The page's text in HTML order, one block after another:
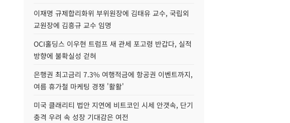
이재명 규제합리화위 부위원장에 김태유 교수, 국립외
교원장에 김흥규 교수 임명
OCI홀딩스 이우현 트럼프 새 관세 포고령 반갑다, 실적
방향에 불확실성 걷혀
은행권 최고금리 7.3% 여행적금에 항공권 이벤트까지,
여름 휴가철 마케팅 경쟁 '활활'
미국 클래리티 법안 지연에 비트코인 시세 안갯속, 단기
충격 우려 속 성장 기대감은 여전